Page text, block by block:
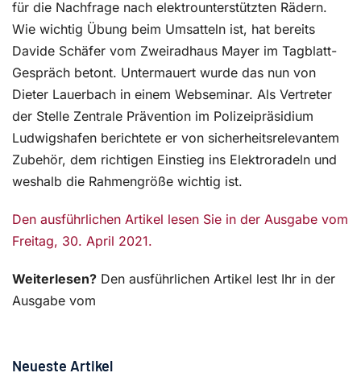
für die Nachfrage nach elektrounterstützten Rädern.
Wie wichtig Übung beim Umsatteln ist, hat bereits
Davide Schäfer vom Zweiradhaus Mayer im Tagblatt-
Gespräch betont. Untermauert wurde das nun von
Dieter Lauerbach in einem Webseminar. Als Vertreter
der Stelle Zentrale Prävention im Polizeipräsidium
Ludwigshafen berichtete er von sicherheitsrelevantem
Zubehör, dem richtigen Einstieg ins Elektroradeln und
weshalb die Rahmengröße wichtig ist.
Den ausführlichen Artikel lesen Sie in der Ausgabe vom
Freitag, 30. April 2021.
Weiterlesen? Den ausführlichen Artikel lest Ihr in der
Ausgabe vom
Neueste Artikel